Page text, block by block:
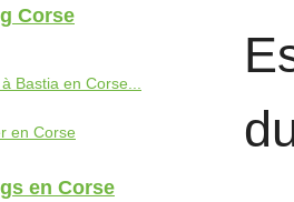
Corse
Bastia en Corse...
en Corse
en Corse